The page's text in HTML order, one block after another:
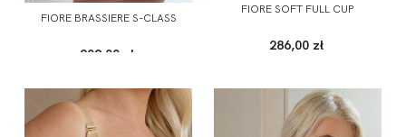
FIORE BRASSIERE S-CLASS
209,00 zł
FIORE SOFT FULL CUP
286,00 zł